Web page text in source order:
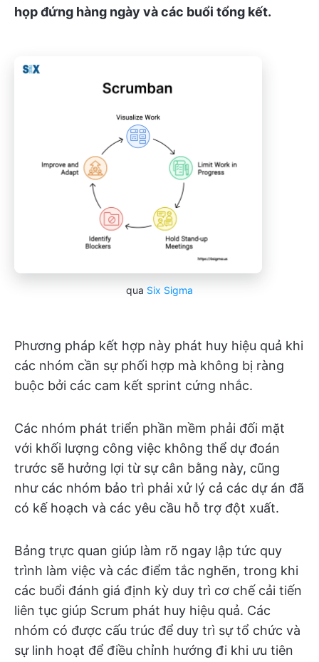
họp đứng hàng ngày và các buổi tổng kết.
qua Six Sigma
Phương pháp kết hợp này phát huy hiệu quả khi
các nhóm cần sự phối hợp mà không bị ràng
buộc bởi các cam kết sprint cứng nhắc.
Các nhóm phát triển phần mềm phải đối mặt
với khối lượng công việc không thể dự đoán
trước sẽ hưởng lợi từ sự cân bằng này, cũng
như các nhóm bảo trì phải xử lý cả các dự án đã
có kế hoạch và các yêu cầu hỗ trợ đột xuất.
Bảng trực quan giúp làm rõ ngay lập tức quy
trình làm việc và các điểm tắc nghẽn, trong khi
các buổi đánh giá định kỳ duy trì cơ chế cải tiến
liên tục giúp Scrum phát huy hiệu quả. Các
nhóm có được cấu trúc để duy trì sự tổ chức và
sự linh hoạt để điều chỉnh hướng đi khi ưu tiên